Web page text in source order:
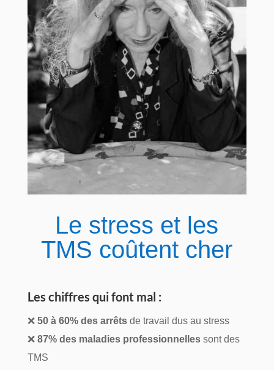
Le stress et les
TMS coûtent cher
Les chiffres qui font mal :
❌ 50 à 60% des arrêtsde travail dus au stress
❌ 87% des maladies professionnellessont des
TMS